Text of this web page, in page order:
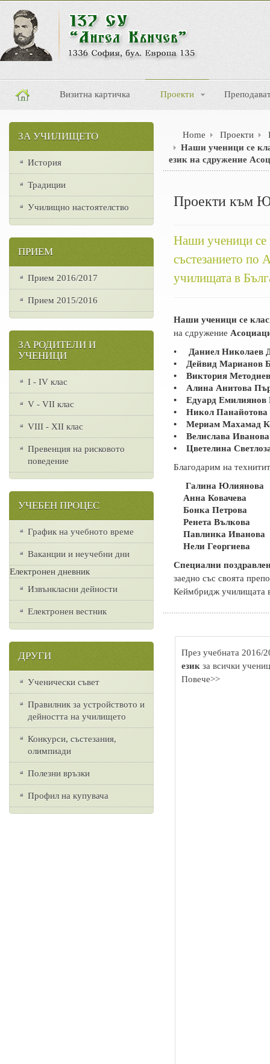
Визитна картичка Проекти
Home Проекти
Наши ученици се
език на сдружение
Проекти към
Наши ученици се
състезанието
училищата в
Наши ученици се
на сдружение
• Даниел Николаев
• Дейвид Марианов
• Виктория
• Алина Анитова
• Едуард Емилиянов
• Никол Панайотова
• Мериам Махамад
• Велислава
• Цветелина
Благодарим на
Галина Юлиянова
Анна Ковачева
Бонка Петрова
Ренета Вълкова
Павлинка Иванова
Нели Георгиева
Специални
заедно със своята
Кеймбридж училищата
През учебната 2016/
език за всички
Повече>>
ЗА УЧИЛИЩЕТО
История
Традиции
Училищно настоятелство
ПРИЕМ
Прием 2016/2017
Прием 2015/2016
ЗА РОДИТЕЛИ И
УЧЕНИЦИ
I - IV клас
V - VII клас
VІІІ - ХІІ клас
Превенция на рисковото
поведение
УЧЕБЕН ПРОЦЕС
График на учебното време
Ваканции и неучебни дни
Електронен дневник
Извънкласни дейности
Електронен вестник
ДРУГИ
Ученически съвет
Правилник за устройството и
дейността на училището
Конкурси, състезания,
олимпиади
Полезни връзки
Профил на купувача